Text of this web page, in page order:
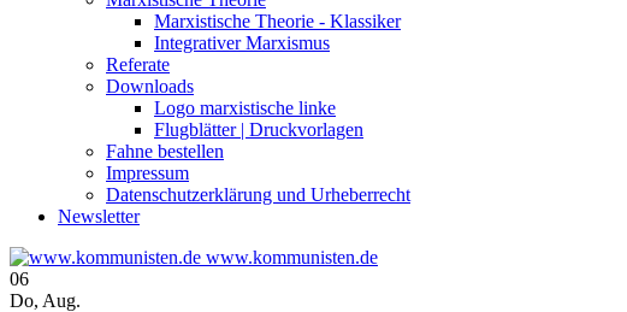
Marxistische Theorie - Klassiker
Integrativer Marxismus
Referate
Downloads
Logo marxistische linke
Flugblätter | Druckvorlagen
Fahne bestellen
Impressum
Datenschutzerklärung und Urheberrecht
Newsletter
www.kommunisten.de
06
Do, Aug.